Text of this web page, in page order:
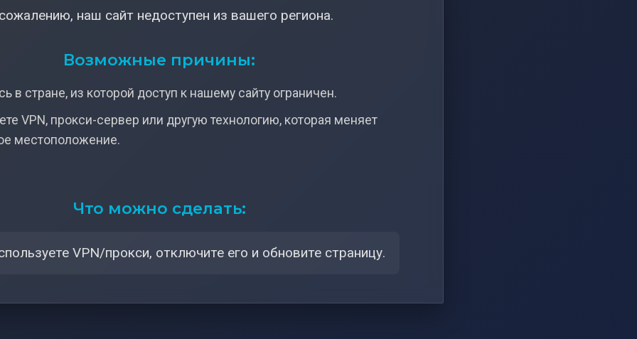
наш сайт недоступен из вашего региона.
Возможные причины:
в стране, из которой доступ к нашему сайту ограничен.
VPN, прокси-сервер или другую технологию, которая меняет
местоположение.
Что можно сделать:
VPN/прокси, отключите его и обновите страницу.